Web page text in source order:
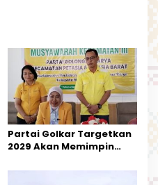
Partai Golkar Targetkan
2029 Akan Memimpin